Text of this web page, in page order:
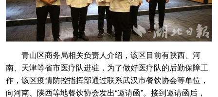
青山区商务局相关负责人介绍，该区目前有陕西、河
南、天津等省市医疗队进驻，为了做好医疗队的后勤保障工
作，该区疫情防控指挥部通过联系武汉市餐饮协会等单位，
向河南、陕西等地餐饮协会发出“邀请函”。接到邀请函后，